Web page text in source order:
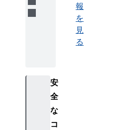
報
を
見
る
安
全
な
コ